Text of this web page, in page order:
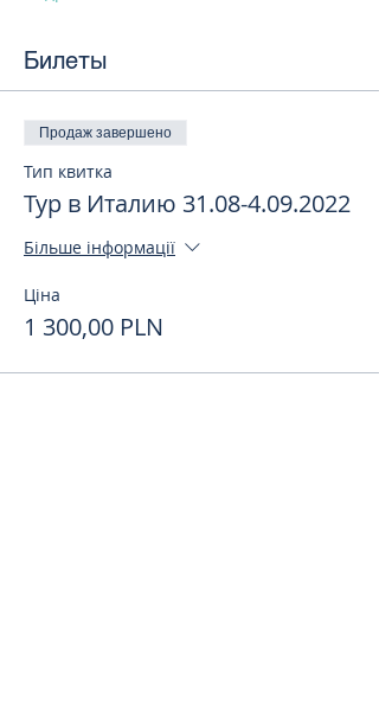
Билеты
Продаж завершено
Тип квитка
Тур в Италию 31.08-4.09.2022
Більше інформації
Ціна
1 300,00 PLN